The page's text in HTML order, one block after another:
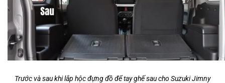
Trước và sau khi lắp hộc đựng đồ để tay ghế sau cho Suzuki Jimny